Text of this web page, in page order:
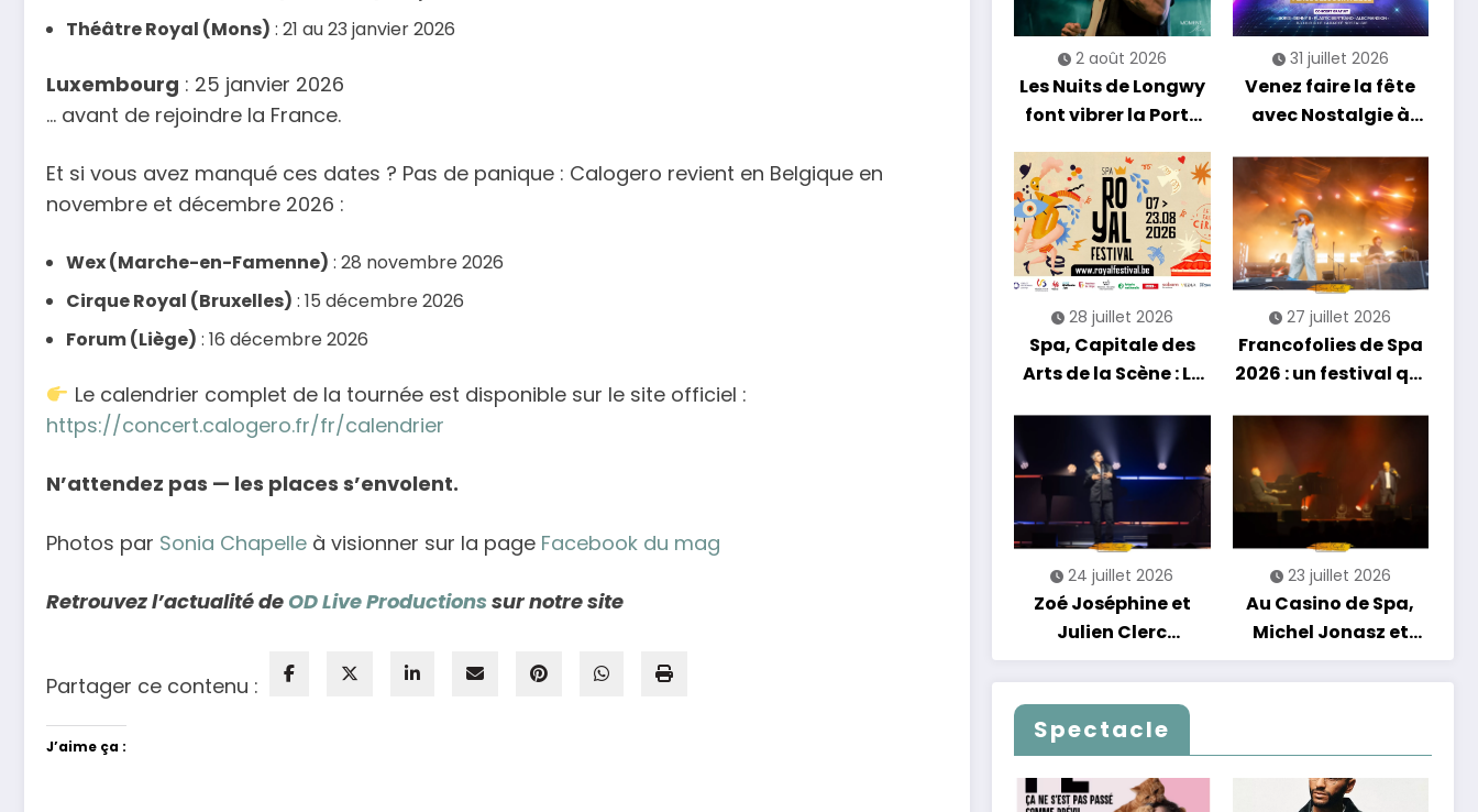
Théâtre Royal (Mons) : 21 au 23 janvier 2026
Luxembourg : 25 janvier 2026
… avant de rejoindre la France.
Et si vous avez manqué ces dates ? Pas de panique : Calogero revient en Belgique en
novembre et décembre 2026 :
Wex (Marche-en-Famenne) : 28 novembre 2026
Cirque Royal (Bruxelles) : 15 décembre 2026
Forum (Liège) : 16 décembre 2026
Le calendrier complet de la tournée est disponible sur le site officiel :
https://concert.calogero.fr/fr/calendrier
N’attendez pas — les places s’envolent.
Photos par Sonia Chapelle à visionner sur la page Facebook du mag
Retrouvez l’actualité de OD Live Productions sur notre site
Partager ce contenu :
J’aime ça :
2 août 2026
Les Nuits de Longwy
font vibrer la Porte
soirée entre
découvertes et
énergie reggae
31 juillet 2026
Venez faire la fête
avec Nostalgie à
28 juillet 2026
Spa, Capitale des
Arts de la Scène : Le
27 juillet 2026
Francofolies de Spa
2026 : un festival qui
nouveautés et
grands moments de
scène
24 juillet 2026
Zoé Joséphine et
Julien Clerc
clôturent en beauté
Les Nuits
Francofolies au
23 juillet 2026
Au Casino de Spa,
Michel Jonasz et
Alain Chamfort
célèbrent le temps
nostalgie
Spectacle